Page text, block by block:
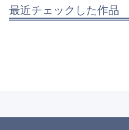
最近チェックした作品